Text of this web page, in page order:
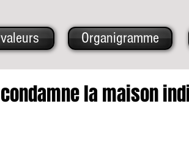
Organigramme
la maison